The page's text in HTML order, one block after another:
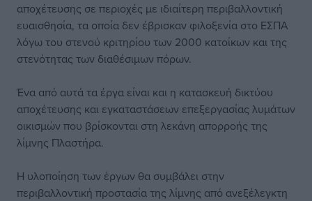
αποχέτευσης σε περιοχές με ιδιαίτερη περιβαλλοντική
ευαισθησία, τα οποία δεν έβρισκαν φιλοξενία στο ΕΣΠΑ
λόγω του στενού κριτηρίου των 2000 κατοίκων και της
στενότητας των διαθέσιμων πόρων.
Ένα από αυτά τα έργα είναι και η κατασκευή δικτύου
αποχέτευσης και εγκαταστάσεων επεξεργασίας λυμάτων
οικισμών που βρίσκονται στη λεκάνη απορροής της
λίμνης Πλαστήρα.
Η υλοποίηση των έργων θα συμβάλει στην
περιβαλλοντική προστασία της λίμνης από ανεξέλεγκτη